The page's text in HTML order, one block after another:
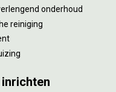
onderhoud
reiniging